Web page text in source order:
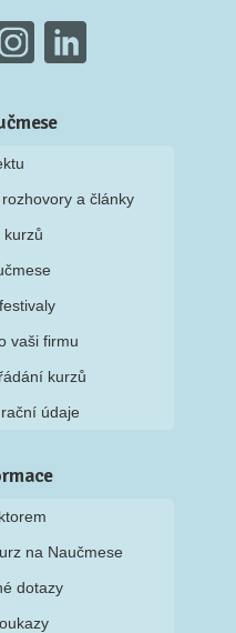
a články
kurzů
vaši firmu
kurzů
údaje
na Naučmese
dotazy